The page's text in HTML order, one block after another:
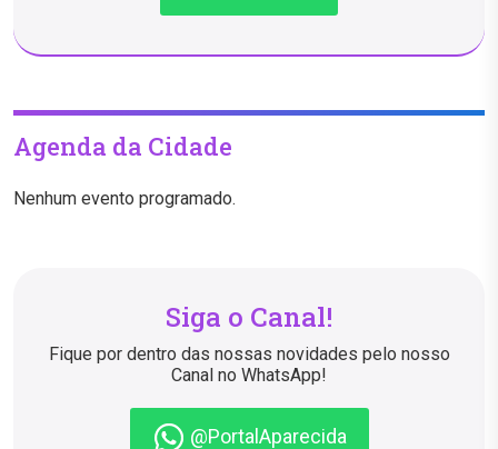
Agenda da Cidade
Nenhum evento programado.
Siga o Canal!
Fique por dentro das nossas novidades pelo nosso
Canal no WhatsApp!
@PortalAparecida